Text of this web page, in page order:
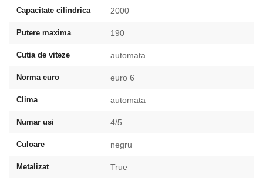
Capacitate cilindrica 2000
Putere maxima 190
Cutia de viteze automata
Norma euro euro 6
Clima automata
Numar usi 4/5
Culoare negru
Metalizat True